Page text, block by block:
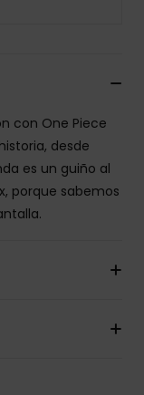
con One Piece
desde
es un guiño al
porque sabemos